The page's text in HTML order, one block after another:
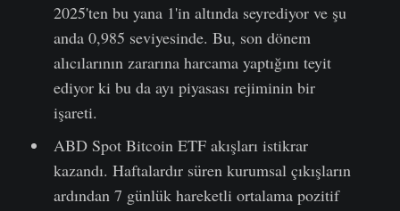
2025'ten bu yana 1'in altında seyrediyor ve şu
anda 0,985 seviyesinde. Bu, son dönem
alıcılarının zararına harcama yaptığını teyit
ediyor ki bu da ayı piyasası rejiminin bir
işareti.
ABD Spot Bitcoin ETF akışları istikrar
kazandı. Haftalardır süren kurumsal çıkışların
ardından 7 günlük hareketli ortalama pozitif